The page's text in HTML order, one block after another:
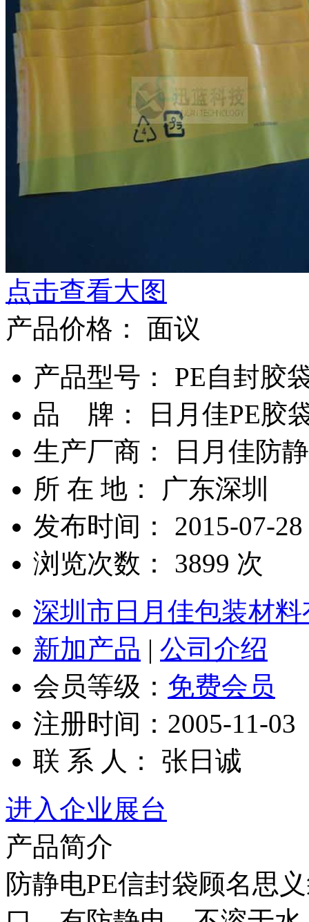
点击查看大图
产品价格： 面议
产品型号： PE自封胶
品 牌： 日月佳PE胶
生产厂商： 日月佳防
所 在 地： 广东深圳
发布时间： 2015-07-28
浏览次数： 3899 次
深圳市日月佳包装材
新加产品 | 公司介绍
会员等级： 免费会员
注册时间：2005-11-03
联 系 人： 张日诚
进入企业展台
产品简介
防静电PE信封袋顾名思